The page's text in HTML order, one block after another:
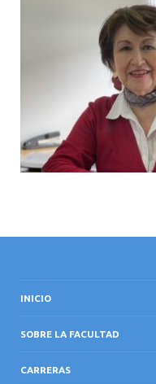
VINCULACIÓN CON EL MEDIO
INICIO
SOBRE LA FACULTAD
CARRERAS